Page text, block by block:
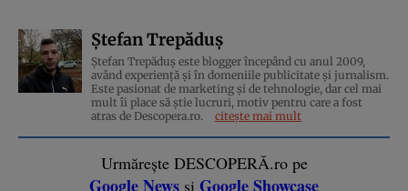
Ștefan Trepăduș
Ștefan Trepăduș este blogger începând cu anul 2009,
având experiență și în domeniile publicitate și jurnalism.
Este pasionat de marketing și de tehnologie, dar cel mai
mult îi place să știe lucruri, motiv pentru care a fost
atras de Descopera.ro.
citește mai mult
Urmărește DESCOPERĂ.ro pe
Google News și Google Showcase